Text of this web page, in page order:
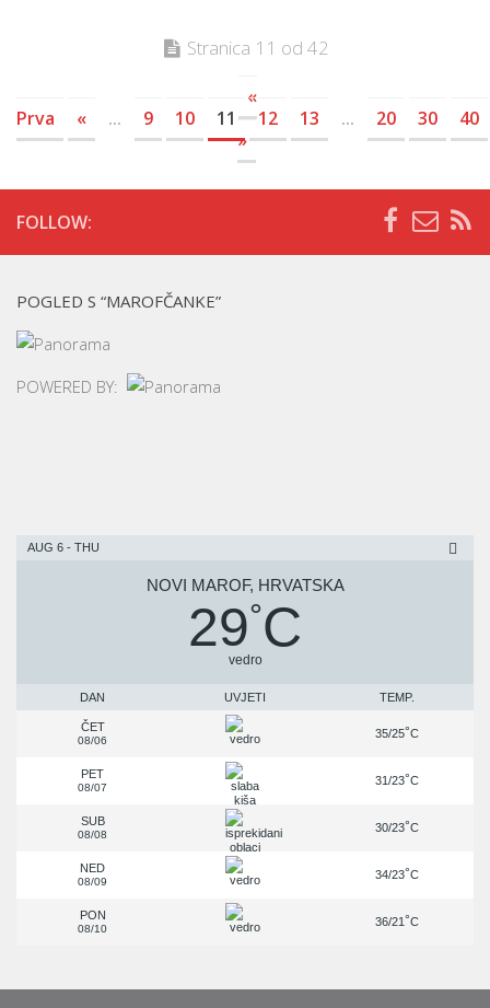
Stranica 11 od 42
«
Prva
« ... 9 10 11 12 13 ... 20 30
40
»
FOLLOW:
POGLED S “MAROFČANKE”
POWERED BY:
AUG 6 - THU
NOVI MAROF, HRVATSKA
29°C
vedro
DAN UVJETI TEMP.
ČET
08/06
35/25°C
PET
08/07
31/23°C
SUB
08/08
30/23°C
NED
08/09
34/23°C
PON
08/10
36/21°C